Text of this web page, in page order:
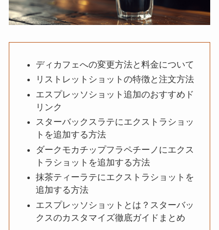
ディカフェへの変更方法と料金について
リストレットショットの特徴と注文方法
エスプレッソショット追加のおすすめド
リンク
スターバックスラテにエクストラショッ
トを追加する方法
ダークモカチップフラペチーノにエクス
トラショットを追加する方法
抹茶ティーラテにエクストラショットを
追加する方法
エスプレッソショットとは？スターバッ
クスのカスタマイズ徹底ガイドまとめ